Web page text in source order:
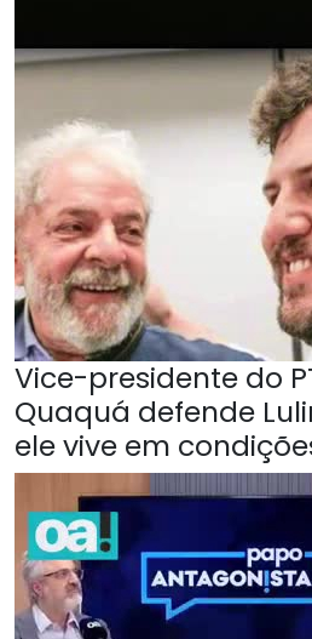
Vice-presidente do
Quaquá defende
ele vive em